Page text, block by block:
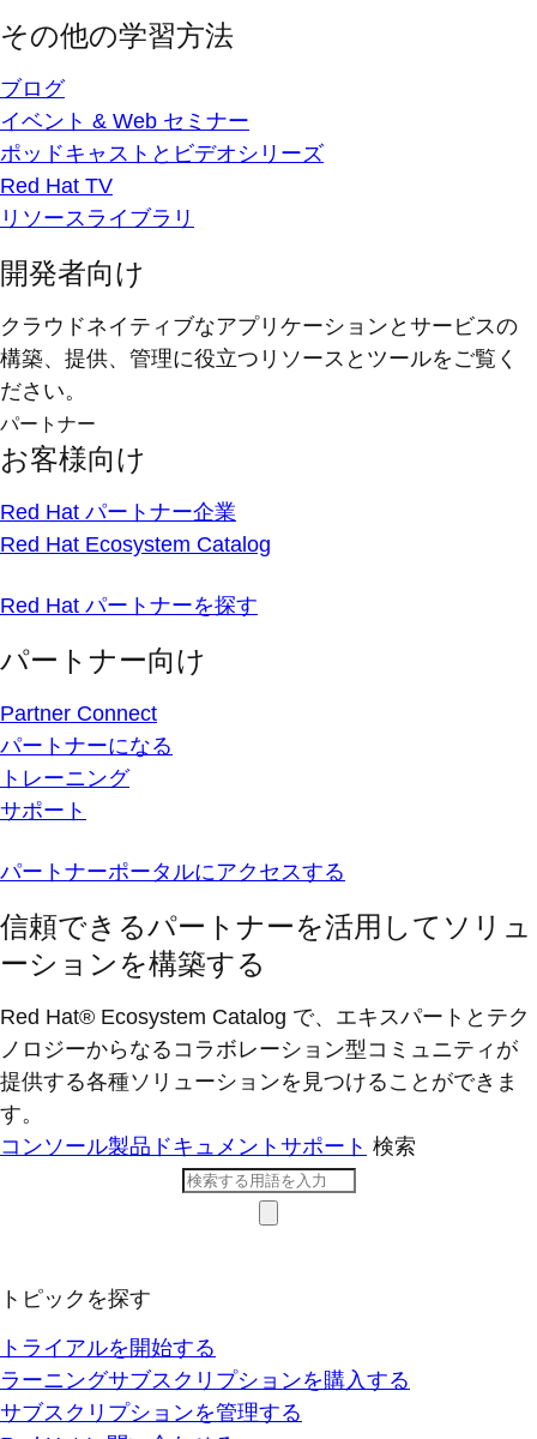
その他の学習方法
ブログ
イベント & Web セミナー
ポッドキャストとビデオシリーズ
Red Hat TV
リソースライブラリ
開発者向け
クラウドネイティブなアプリケーションとサービスの
構築、提供、管理に役立つリソースとツールをご覧く
ださい。
パートナー
お客様向け
Red Hat パートナー企業
Red Hat Ecosystem Catalog
Red Hat パートナーを探す
パートナー向け
Partner Connect
パートナーになる
トレーニング
サポート
パートナーポータルにアクセスする
信頼できるパートナーを活用してソリュ
ーションを構築する
Red Hat® Ecosystem Catalog で、エキスパートとテク
ノロジーからなるコラボレーション型コミ​ュニティが
提供する各種ソリューションを見つけることができま
す。
コンソール製品ドキュメント サポート 検索
トピックを探す
トライアルを開始する
ラーニングサブスクリプションを購入する
サブスクリプションを管理する